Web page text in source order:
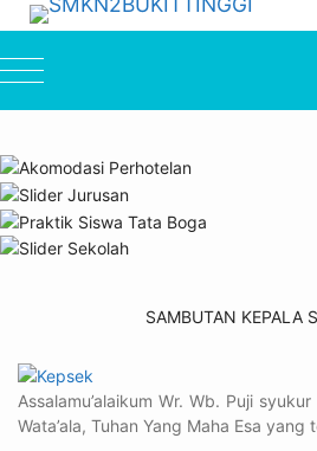
SAMBUTAN KEPALA
Assalamu’alaikum Wr. Wb. Puji
Wata’ala, Tuhan Yang Maha Esa yang